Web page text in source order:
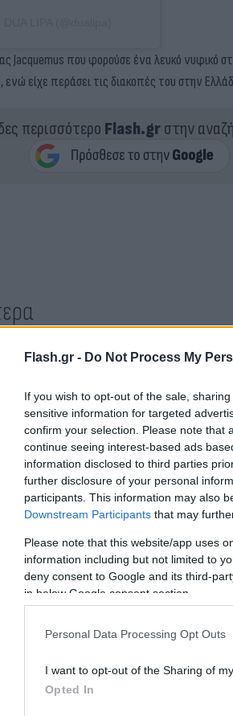
Flash.gr - Do Not Process My
If you wish to opt-out of the sale,
sensitive information for targeted
confirm your selection. Please note that
continue seeing interest-based ads
information disclosed to third parties
further disclosure of your personal
participants. This information may also
Downstream Participants that may
Please note that this website/app uses
information including but not limited to
deny consent to Google and its third-
in below Google consent section.
Personal Data Processing Opt Outs
I want to opt-out of the Sharing of
Opted In
Jacquemus που φορούσε ένα λευκό νυφικό
είχε περάσει τις διακοπές του στην
περισσότερο Flash.grστην
Πανζουρλισμός στην παρουσίαση
της Τραμπζονσπόρ (video)